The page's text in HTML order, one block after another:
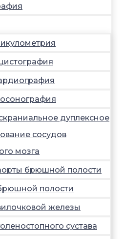
дуплексное
сосудов
мозга
брюшной полости
полости
железы
сустава